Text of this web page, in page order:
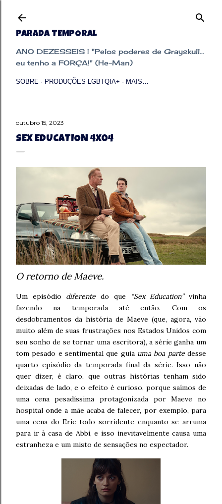
PARADA TEMPORAL
ANO DEZESSEIS | "Pelos poderes de Grayskull...
eu tenho a FORÇA!" (He-Man)
SOBRE PRODUÇÕES LGBTQIA+ MAIS…
outubro 15, 2023
SEX EDUCATION 4X04
O retorno de Maeve.
Um episódio diferente do que “Sex Education”vinha
fazendo na temporada até então. Com os
desdobramentos da história de Maeve (que, agora, vão
muito além de suas frustrações nos Estados Unidos com
seu sonho de se tornar uma escritora), a série ganha um
tom pesado e sentimental que guia uma boa partedesse
quarto episódio da temporada final da série. Isso não
quer dizer, é claro, que outras histórias tenham sido
deixadas de lado, e o efeito é curioso, porque saímos de
uma cena pesadíssima protagonizada por Maeve no
hospital onde a mãe acaba de falecer, por exemplo, para
uma cena do Eric todo sorridente enquanto se arruma
para ir à casa de Abbi, e isso inevitavelmente causa uma
estranheza e um misto de sensações no espectador.